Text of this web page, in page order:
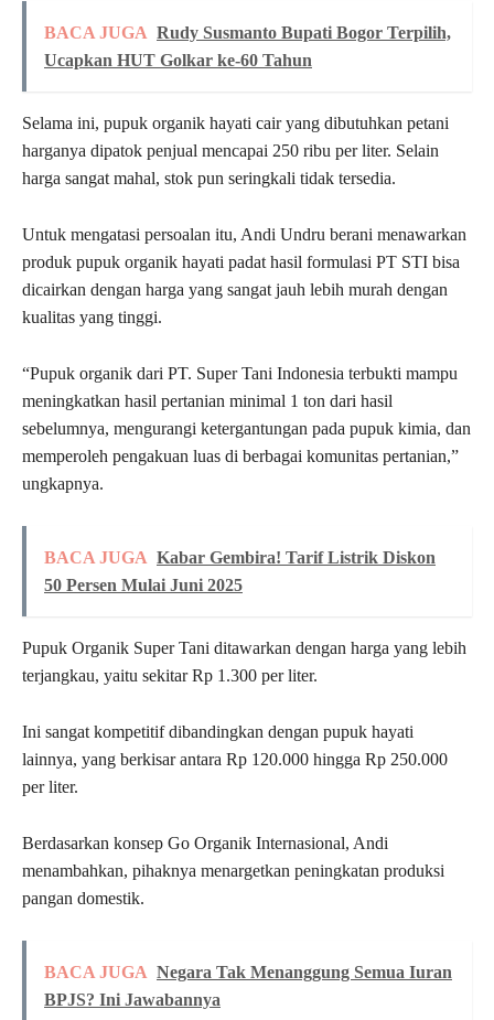
BACA JUGA Rudy Susmanto Bupati Bogor Terpilih,
Ucapkan HUT Golkar ke-60 Tahun
Selama ini, pupuk organik hayati cair yang dibutuhkan petani
harganya dipatok penjual mencapai 250 ribu per liter. Selain
harga sangat mahal, stok pun seringkali tidak tersedia.
Untuk mengatasi persoalan itu, Andi Undru berani menawarkan
produk pupuk organik hayati padat hasil formulasi PT STI bisa
dicairkan dengan harga yang sangat jauh lebih murah dengan
kualitas yang tinggi.
“Pupuk organik dari PT. Super Tani Indonesia terbukti mampu
meningkatkan hasil pertanian minimal 1 ton dari hasil
sebelumnya, mengurangi ketergantungan pada pupuk kimia, dan
memperoleh pengakuan luas di berbagai komunitas pertanian,”
ungkapnya.
BACA JUGA Kabar Gembira! Tarif Listrik Diskon
50 Persen Mulai Juni 2025
Pupuk Organik Super Tani ditawarkan dengan harga yang lebih
terjangkau, yaitu sekitar Rp 1.300 per liter.
Ini sangat kompetitif dibandingkan dengan pupuk hayati
lainnya, yang berkisar antara Rp 120.000 hingga Rp 250.000
per liter.
Berdasarkan konsep Go Organik Internasional, Andi
menambahkan, pihaknya menargetkan peningkatan produksi
pangan domestik.
BACA JUGA Negara Tak Menanggung Semua Iuran
BPJS? Ini Jawabannya